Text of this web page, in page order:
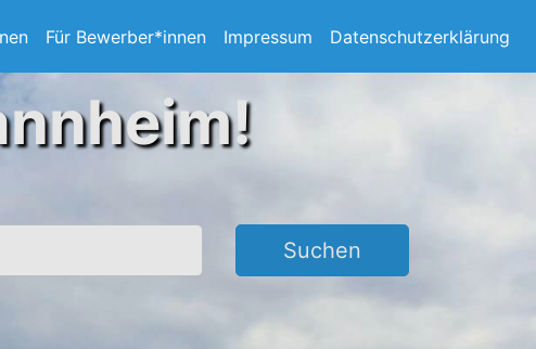
Für Bewerber*innen Impressum Datenschutzerklärung
Suchen